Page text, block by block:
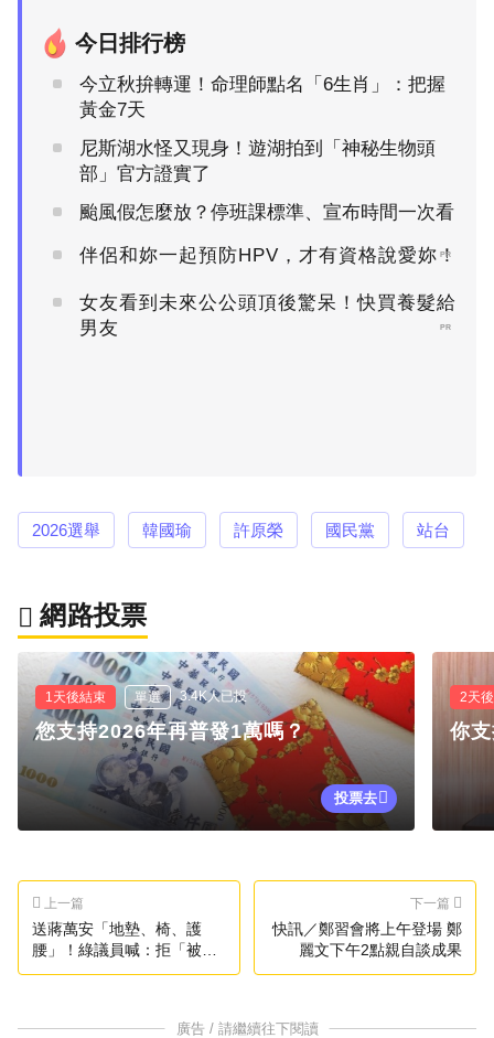
今日排行榜
今立秋拚轉運！命理師點名「6生肖」：把握
黃金7天
尼斯湖水怪又現身！遊湖拍到「神秘生物頭
部」官方證實了
颱風假怎麼放？停班課標準、宣布時間一次看
伴侶和妳一起預防HPV，才有資格說愛妳！
PR
女友看到未來公公頭頂後驚呆！快買養髮給
男友
PR
2026選舉 韓國瑜 許原榮 國民黨 站台
網路投票
1天後結束 單選 3.4K人已投
您支持2026年再普發1萬嗎？
投票去
2天
你
上一篇
送蔣萬安「地墊、椅、護
腰」！綠議員喊：拒「被躺
平」
下一篇
快訊／鄭習會將上午登場 鄭
麗文下午2點親自談成果
廣告 / 請繼續往下閱讀